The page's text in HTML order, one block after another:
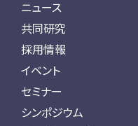
ニュース
共同研究
採用情報
イベント
セミナー
シンポジウム